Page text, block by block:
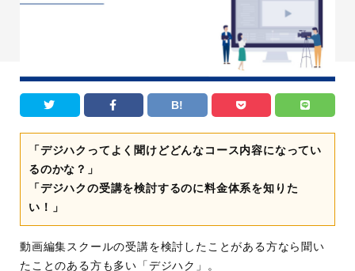
B!
「デジハクってよく聞けどどんなコース内容になってい
るのかな？」
「デジハクの受講を検討するのに料金体系を知りた
い！」
動画編集スクールの受講を検討したことがある方なら聞い
たことのある方も多い「デジハク」。